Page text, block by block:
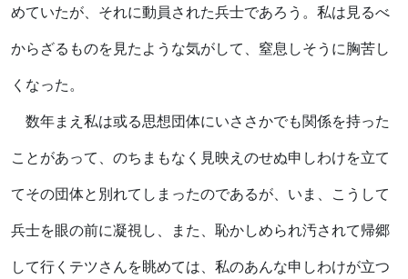
めていたが、それに動員された兵士であろう。私は見るべ
からざるものを見たような気がして、窒息しそうに胸苦し
くなった。
数年まえ私は或る思想団体にいささかでも関係を持った
ことがあって、のちまもなく見映えのせぬ申しわけを立て
てその団体と別れてしまったのであるが、いま、こうして
兵士を眼の前に凝視し、また、恥かしめられ汚されて帰郷
して行くテツさんを眺めては、私のあんな申しわけが立つ